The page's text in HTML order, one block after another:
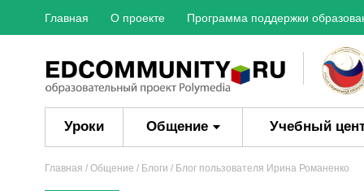
Главная О проекте Программа поддержки
Уроки Общение Учебный
Главная / Общение / Блоги / Блог пользователя Ирина Романенко